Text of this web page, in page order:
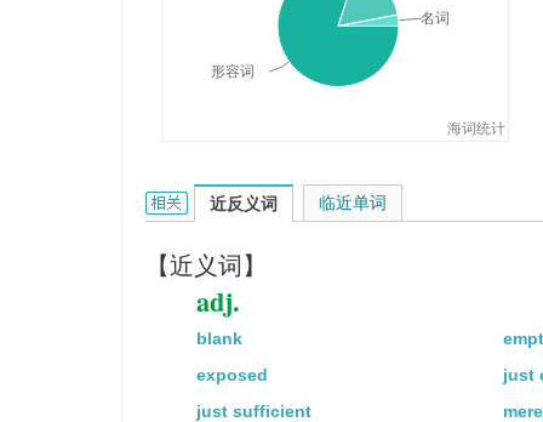
海词统计
形容词
名词
bare的相关资料：
近反义词
【近义词】
adj.
blank
exposed
just
just sufficient
mere
临近单词